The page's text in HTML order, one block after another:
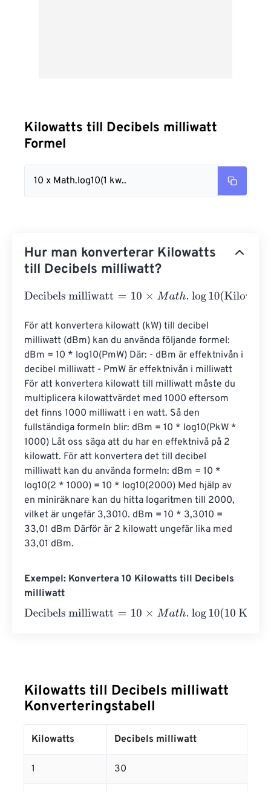
Kilowatts till Decibels milliwatt
Formel
10 x Math.log10(1 kw..
Hur man konverterar Kilowatts
till Decibels milliwatt?
Decibels milliwatt=10 ×M ath .log10(Kilowatts⋅1000)
För att konvertera kilowatt (kW) till decibel
milliwatt (dBm) kan du använda följande formel:
dBm = 10 * log10(PmW) Där: - dBm är effektnivån i
decibel milliwatt - PmW är effektnivån i milliwatt
För att konvertera kilowatt till milliwatt måste du
multiplicera kilowattvärdet med 1000 eftersom
det finns 1000 milliwatt i en watt. Så den
fullständiga formeln blir: dBm = 10 * log10(PkW *
1000) Låt oss säga att du har en effektnivå på 2
kilowatt. För att konvertera det till decibel
milliwatt kan du använda formeln: dBm = 10 *
log10(2 * 1000) = 10 * log10(2000) Med hjälp av
en miniräknare kan du hitta logaritmen till 2000,
vilket är ungefär 3,3010. dBm = 10 * 3,3010 =
33,01 dBm Därför är 2 kilowatt ungefär lika med
33,01 dBm.
Exempel: Konvertera 10 Kilowatts till Decibels
milliwatt
Decibels milliwatt=10 ×M ath .log10(10 Kilowatts⋅1000
Kilowatts till Decibels milliwatt
Konverteringstabell
Kilowatts Decibels milliwatt
1 30